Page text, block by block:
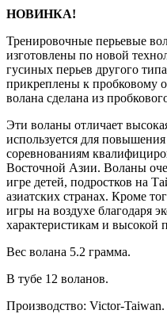
НОВИНКА!
Тренировочные перьевые
изготовлены по новой
гусиных перьев другого
прикреплены к пробковому
волана сделана из
Эти воланы отличает
используется для
соревнованиям
Восточной Азии. Воланы
игре детей, подростков на
азиатских странах. Кроме
игры на воздухе благодаря
характеристикам и высокой
Вес волана 5.2 грамма.
В тубе 12 воланов.
Производство: Victor-Taiwan.